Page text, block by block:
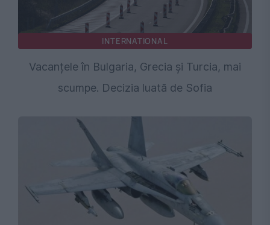
INTERNATIONAL
Vacanțele în Bulgaria, Grecia și Turcia, mai
scumpe. Decizia luată de Sofia